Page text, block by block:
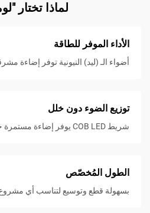
لماذا تختار
الأداء الموفر للطاقة
أضواء الـ (ليد) النيونية توفر إضاءة
توزيع الضوء دون خلل
شريط COB LED يوفر إضاءة مستمرة خالية من الفجوات.
الطول المُخصّص
بسهولة قطع وتوسيع لتناسب أي مشروع